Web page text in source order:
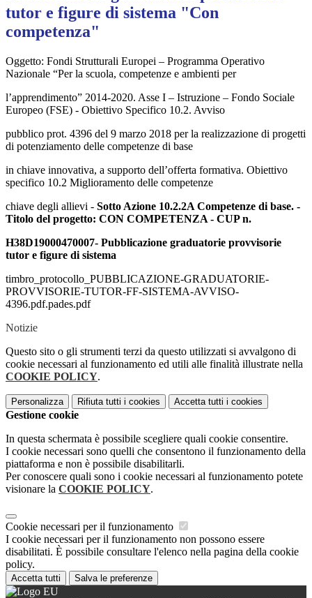
tutor e figure di sistema "Con
competenza"
Oggetto: Fondi Strutturali Europei – Programma Operativo
Nazionale “Per la scuola, competenze e ambienti per
l’apprendimento” 2014-2020. Asse I – Istruzione – Fondo Sociale
Europeo (FSE) - Obiettivo Specifico 10.2. Avviso
pubblico prot. 4396 del 9 marzo 2018 per la realizzazione di progetti
di potenziamento delle competenze di base
in chiave innovativa, a supporto dell’offerta formativa. Obiettivo
specifico 10.2 Miglioramento delle competenze
chiave degli allievi - Sotto Azione 10.2.2A Competenze di base. -
Titolo del progetto: CON COMPETENZA - CUP n.
H38D19000470007- Pubblicazione graduatorie provvisorie
tutor e figure di sistema
timbro_protocollo_PUBBLICAZIONE-GRADUATORIE-
PROVVISORIE-TUTOR-FF-SISTEMA-AVVISO-
4396.pdf.pades.pdf
Notizie
Questo sito o gli strumenti terzi da questo utilizzati si avvalgono di
cookie necessari al funzionamento ed utili alle finalità illustrate nella
COOKIE POLICY.
Personalizza Rifiuta tutti i cookies Accetta tutti i cookies
Gestione cookie
In questa schermata è possibile scegliere quali cookie consentire.
I cookie necessari sono quelli che consentono il funzionamento della
piattaforma e non è possibile disabilitarli.
Per conoscere quali sono i cookie necessari al funzionamento potete
visionare la COOKIE POLICY.
Cookie necessari per il funzionamento
I cookie necessari per il funzionamento non possono essere
disabilitati. È possibile consultare l'elenco nella pagina della cookie
policy.
Accetta tutti Salva le preferenze